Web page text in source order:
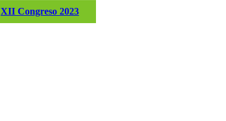
XII Congreso 2023